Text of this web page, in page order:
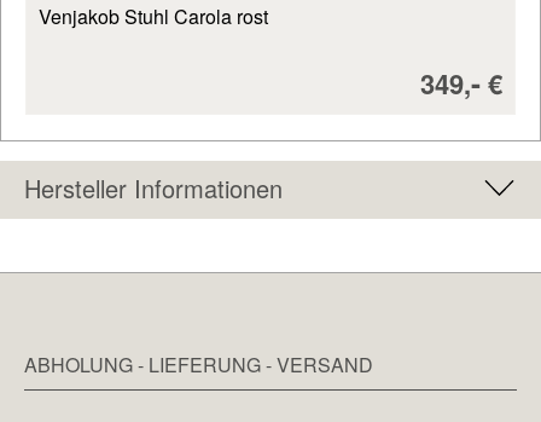
Venjakob Stuhl Carola rost
349,-€
Hersteller Informationen
ABHOLUNG - LIEFERUNG - VERSAND